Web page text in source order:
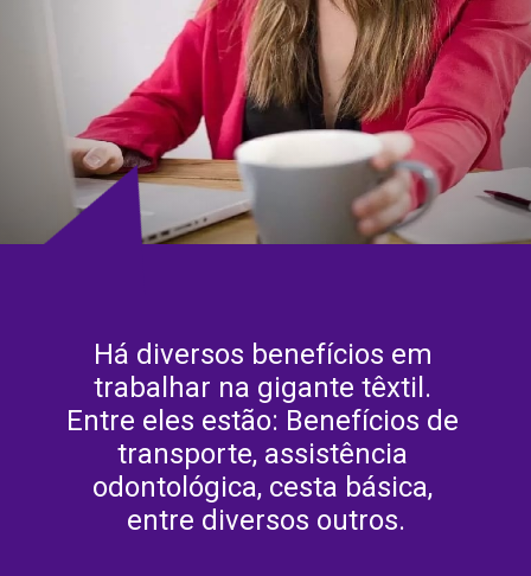
Há diversos benefícios em
trabalhar na gigante têxtil.
Entre eles estão: Benefícios de
transporte, assistência
odontológica, cesta básica,
entre diversos outros.